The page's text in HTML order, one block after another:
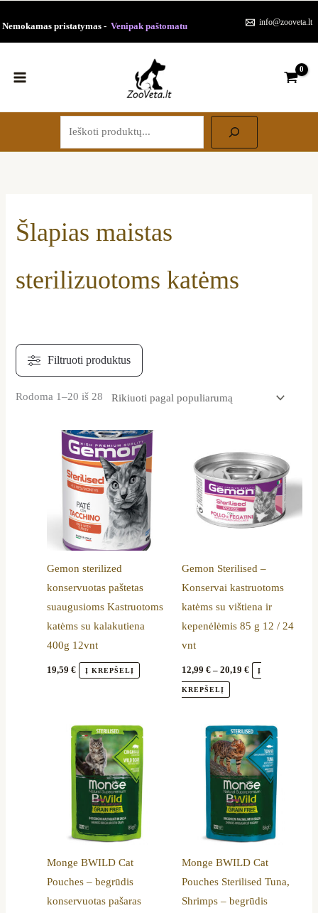
prie
Nemokamas pristatymas - Venipak paštomatu info@zooveta.lt
Šlapias maistas
sterilizuotoms katėms
Rodoma 1–20 iš 28
pagal
Gemon sterilized
konservuotas paštetas
suaugusioms Kastruotoms
katėms su kalakutiena
400g 12vnt
19,59€ Į KREPŠELĮ
Gemon Sterilised –
Konservai kastruotoms
katėms su vištiena ir
kepenėlėmis 85 g 12 / 24
vnt
12,99 € – 20,19 €
12,99 €
through
20,19 €
Į
KREPŠELĮ
product
has
multiple
variants.
may
be
chosen
on
product
Monge BWILD Cat
Pouches – begrūdis
konservuotas pašaras
Price
range:
10,79 €
through
17,59 €
This
product
has
multiple
variants.
The
may
be
chosen
Monge BWILD Cat
Pouches Sterilised Tuna,
Shrimps – begrūdis
Price
range:
10,79 €
through
17,59 €
This
product
has
multiple
variants.
The
may
be
chosen